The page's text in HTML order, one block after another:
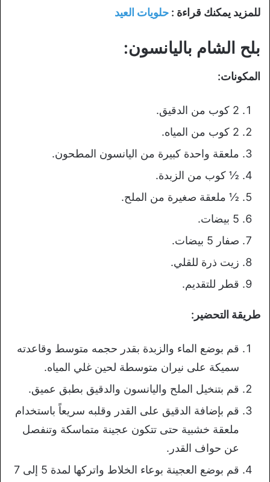
للمزيد يمكنك قراءة : حلويات العيد
بلح الشام باليانسون:
المكونات:
2 كوب من الدقيق.
2 كوب من المياه.
ملعقة واحدة كبيرة من اليانسون المطحون.
½ كوب من الزبدة.
½ ملعقة صغيرة من الملح.
5 بيضات.
صفار 5 بيضات.
زيت ذرة للقلي.
قطر للتقديم.
طريقة التحضير:
قم بوضع الماء والزبدة بقدر حجمه متوسط وقاعدته
سميكة على نيران متوسطة لحين غلي المياه.
قم بتنخيل الملح واليانسون والدقيق بطبق عميق.
قم بإضافة الدقيق على القدر وقلبه سريعاً باستخدام
ملعقة خشبية حتى تتكون عجينة متماسكة وتنفصل
عن حواف القدر.
قم بوضع العجينة بوعاء الخلاط واتركها لمدة 5 إلى 7